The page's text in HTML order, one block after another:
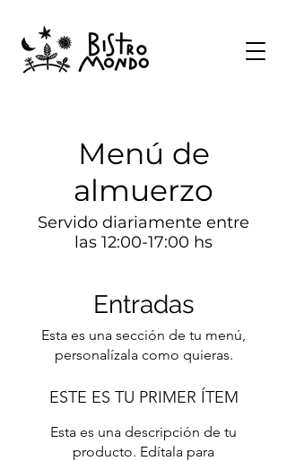
Menú de
almuerzo
Servido diariamente entre
las 12:00-17:00 hs
Entradas
Esta es una sección de tu menú,
personalízala como quieras.
ESTE ES TU PRIMER ÍTEM
Esta es una descripción de tu
producto. Edítala para